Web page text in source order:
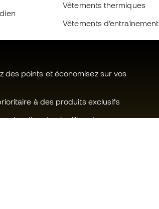
Vêtements thermiques
Vêtements d’entraînement
des points et économisez sur vos
à des produits exclusifs
plus d’un demi-million de